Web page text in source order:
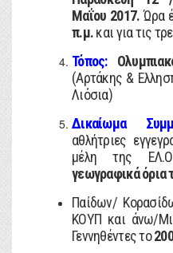
Μαΐου 2017.Ώρα
π.μ.και για τις
Τόπος:
(Αρτάκης &
Λιόσια)
Δικαίωμα
αθλήτριες
μέλη της
γεωγραφικά όρια
Παίδων/
ΚΟΥΠ και άνω/
Γεννηθέντες το